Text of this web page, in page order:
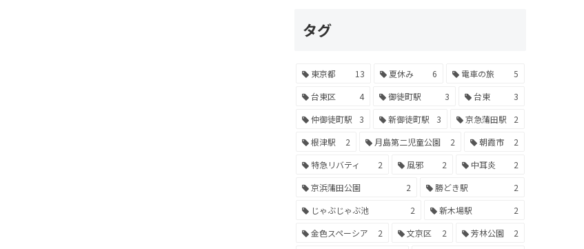
タグ
東京都 13 夏休み 6 電車の旅
5
台東区
4 御徒町駅 3 台東
3
仲御徒町駅
3 新御徒町駅 3 京急蒲田駅
2
根津駅
2 月島第二児童公園 2 朝霞市
2
特急リバティ
2 風邪 2 中耳炎
2
京浜蒲田公園
2 勝どき駅
2
じゃぶじゃぶ池
2 新木場駅
2
金色スペーシア
2 文京区 2 芳林公園
2